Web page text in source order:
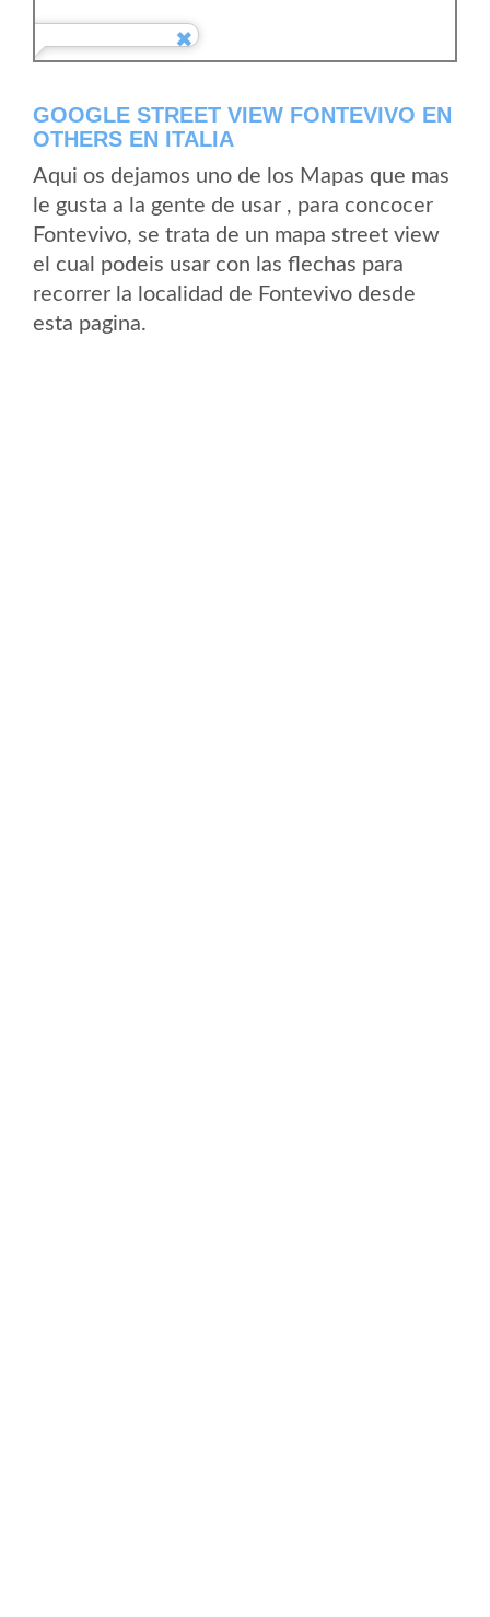
GOOGLE STREET VIEW FONTEVIVO EN
OTHERS EN ITALIA
Aqui os dejamos uno de los Mapas que mas
le gusta a la gente de usar , para concocer
Fontevivo, se trata de un mapa street view
el cual podeis usar con las flechas para
recorrer la localidad de Fontevivo desde
esta pagina.